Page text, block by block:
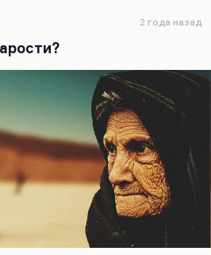
поляков, евреев, детей
это, безусловно, янг эдалт,
дети всегда
против нас что-то
2 года назад